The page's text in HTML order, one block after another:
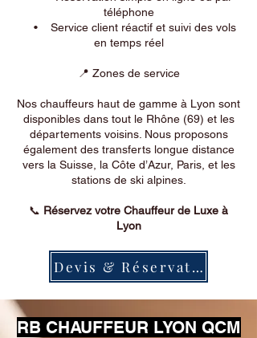
téléphone
• Service client réactif et suivi des vols
en temps réel
📍 Zones de service
Nos chauffeurs haut de gamme à Lyon sont
disponibles dans tout le Rhône (69) et les
départements voisins. Nous proposons
également des transferts longue distance
vers la Suisse, la Côte d’Azur, Paris, et les
stations de ski alpines.
📞 Réservez votre Chauffeur de Luxe à
Lyon
Devis & Réservation
RB CHAUFFEUR LYON QCM